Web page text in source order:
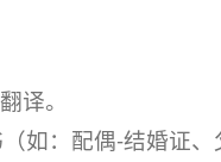
译。
如：配偶-结婚证